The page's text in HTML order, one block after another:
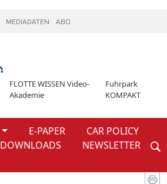
MEDIADATEN ABO
FLOTTE WISSEN Video-
Akademie
Fuhrpark
KOMPAKT
E-PAPER
CAR POLICY
DOWNLOADS
NEWSLETTER
Weiter